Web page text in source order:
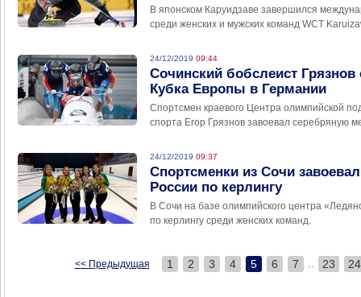
В японском Каруидзаве завершился
среди женских и мужских команд WCT
24/12/2019 09:44
Сочинский бобслеист Грязнов
Кубка Европы в Германии
Спортсмен краевого Центра олимпийской
спорта Егор Грязнов завоевал серебряную
24/12/2019 09:37
Спортсменки из Сочи
России по керлингу
В Сочи на базе олимпийского центра
по керлингу среди женских команд.
<< Предыдущая 1 2 3 4 5 6 7 23 24